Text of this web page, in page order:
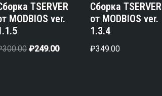
TSERVER
MODBIOS ver.
300.00 ₽249.00
Сборка TSERVER
от MODBIOS ver.
1.3.4
₽349.00